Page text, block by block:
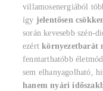
villamosenergiából
így jelentősen
során kevesebb szén-
ezértkörnyezetbarát
fenntarthatóbb
sem elhanyagolható,
hanem nyári